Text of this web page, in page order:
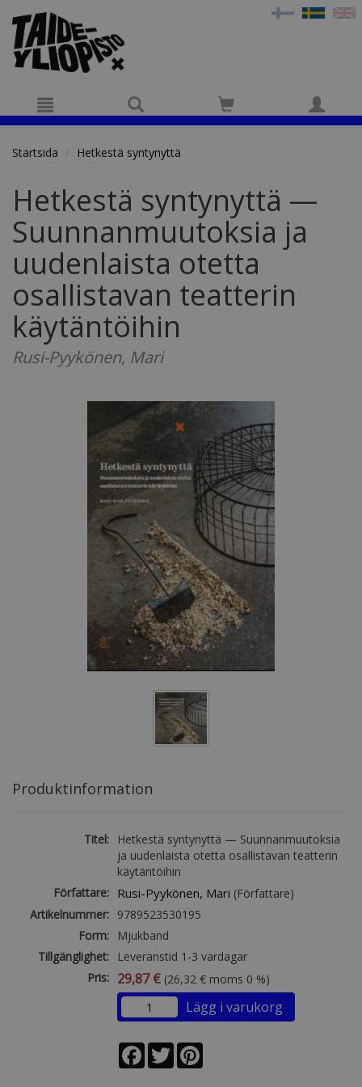
Startsida Hetkestä syntynyttä
Hetkestä syntynyttä —
Suunnanmuutoksia ja
uudenlaista otetta
osallistavan teatterin
käytäntöihin
Rusi-Pyykönen, Mari
Produktinformation
Titel:
Hetkestä syntynyttä — Suunnanmuutoksia
ja uudenlaista otetta osallistavan teatterin
käytäntöihin
Författare: Rusi-Pyykönen, Mari (Författare)
Artikelnummer: 9789523530195
Form:
Mjukband
Tillgänglighet:
Leveranstid 1-3 vardagar
Pris: 29,87 € (26,32 € moms 0 %)
Lägg i varukorg
Facebook
Twitter